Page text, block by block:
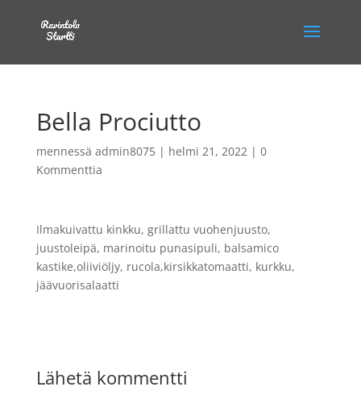
Bella Prociutto
mennessä admin8075| helmi 21, 2022| 0
Kommenttia
Ilmakuivattu kinkku, grillattu vuohenjuusto,
juustoleipä, marinoitu punasipuli, balsamico
kastike,oliiviöljy, rucola,kirsikkatomaatti, kurkku,
jäävuorisalaatti
Lähetä kommentti